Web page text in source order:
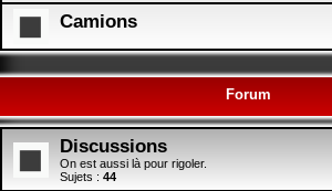
Camions
Forum
Discussions
On est aussi là pour rigoler.
Sujets : 44